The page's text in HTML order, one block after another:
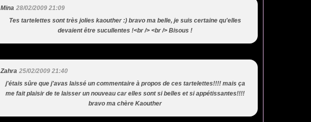
Mina 28/02/2009 21:09
Tes tartelettes sont très jolies kaouther :) bravo ma belle, je suis certaine qu'elles
devaient être sucullentes !<br /> <br /> Bisous !
Zahra 25/02/2009 21:40
j'étais sûre que j'avas laissé un commentaire à propos de ces tartelettes!!!! mais ça
me fait plaisir de te laisser un nouveau car elles sont si belles et si appétissantes!!!!
bravo ma chère Kaouther